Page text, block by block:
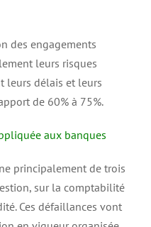
des engagements
leurs risques
leurs délais et leurs
de 60% à 75%.
aux banques
principalement de trois
sur la comptabilité
Ces défaillances vont